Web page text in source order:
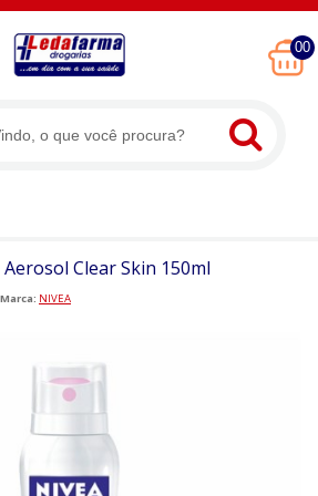
00
Clear Skin 150ml
Marca: NIVEA